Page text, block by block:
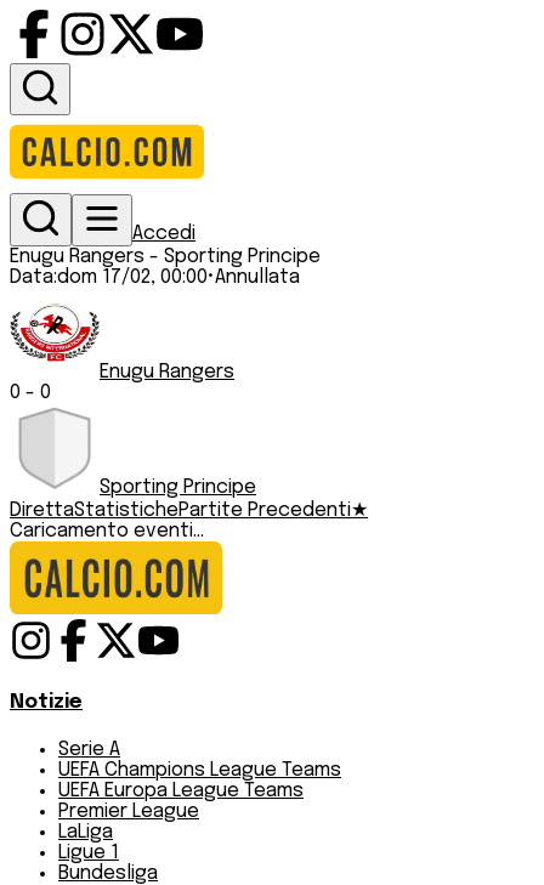
Accedi
Enugu Rangers - Sporting Principe
Data:dom 17/02, 00:00•Annullata
Enugu Rangers
0 - 0
Sporting Principe
DirettaStatistichePartite Precedenti★
Caricamento eventi...
Notizie
Serie A
UEFA Champions League Teams
UEFA Europa League Teams
Premier League
LaLiga
Ligue 1
Bundesliga